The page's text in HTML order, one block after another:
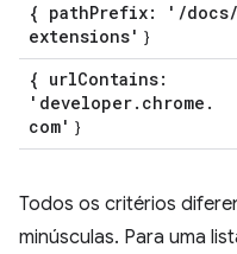
{ pathPrefix: ' /docs/
extensions' }
{ urlContains:
'developer. chrome .
com' }
Todos os critérios
minúsculas. Para uma